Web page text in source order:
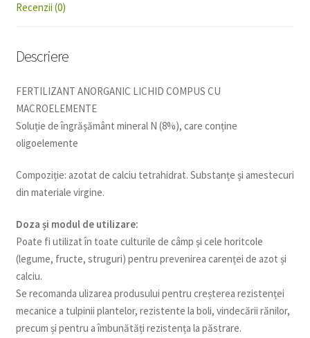
Recenzii (0)
Descriere
FERTILIZANT ANORGANIC LICHID COMPUS CU
MACROELEMENTE
Soluție de îngrășământ mineral N (8%), care conține
oligoelemente
Compoziție: azotat de calciu tetrahidrat. Substanțe și amestecuri
din materiale virgine.
Doza și modul de utilizare:
Poate fi utilizat în toate culturile de câmp și cele horitcole
(legume, fructe, struguri) pentru prevenirea carenței de azot și
calciu.
Se recomanda ulizarea produsului pentru creșterea rezistenței
mecanice a tulpinii plantelor, rezistente la boli, vindecării rănilor,
precum și pentru a îmbunătăți rezistența la păstrare.